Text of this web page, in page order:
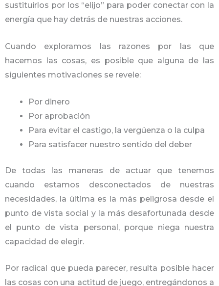
sustituirlos por los “elijo” para poder conectar con la
energía que hay detrás de nuestras acciones.
Cuando exploramos las razones por las que
hacemos las cosas, es posible que alguna de las
siguientes motivaciones se revele:
Por dinero
Por aprobación
Para evitar el castigo, la vergüenza o la culpa
Para satisfacer nuestro sentido del deber
De todas las maneras de actuar que tenemos
cuando estamos desconectados de nuestras
necesidades, la última es la más peligrosa desde el
punto de vista social y la más desafortunada desde
el punto de vista personal, porque niega nuestra
capacidad de elegir.
Por radical que pueda parecer, resulta posible hacer
las cosas con una actitud de juego, entregándonos a